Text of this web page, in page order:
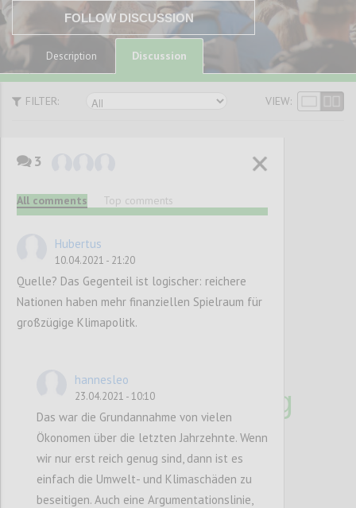
FOLLOW DISCUSSION
Description Discussion
FILTER: VIEW:
Innovationsförder
ung: Mehr
Wachstum oder
Verhinderung
von Klimawandel
und
Umweltzerstörung
?
3
All comments Top comments
Hubertus
10.04.2021 - 21:20
Quelle? Das Gegenteil ist logischer: reichere
Nationen haben mehr finanziellen Spielraum für
großzügige Klimapolitk.
hannesleo
23.04.2021 - 10:10
Das war die Grundannahme von vielen
Ökonomen über die letzten Jahrzehnte. Wenn
wir nur erst reich genug sind, dann ist es
einfach die Umwelt- und Klimaschäden zu
beseitigen. Auch eine Argumentationslinie,